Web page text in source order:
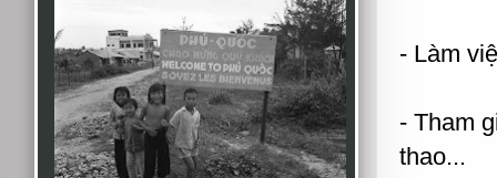
- Làm
- Tham
thao...